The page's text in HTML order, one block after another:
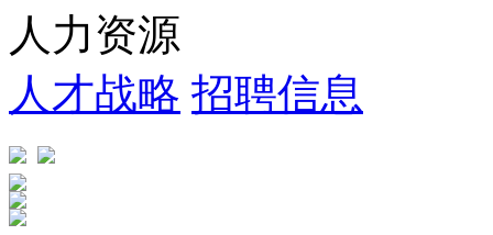
人力资源
人才战略 招聘信息